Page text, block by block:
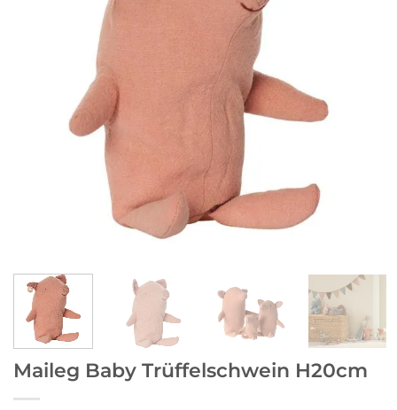
Maileg Baby Trüffelschwein H20cm